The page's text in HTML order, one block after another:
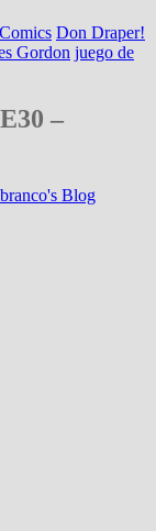
Don Draper!
Gordon juego de
–
Blog